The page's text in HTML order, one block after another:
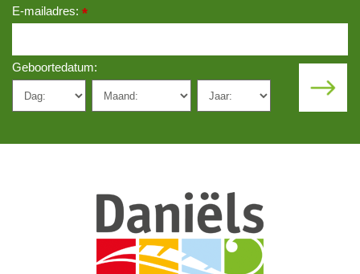
E-mailadres: *
Geboortedatum: